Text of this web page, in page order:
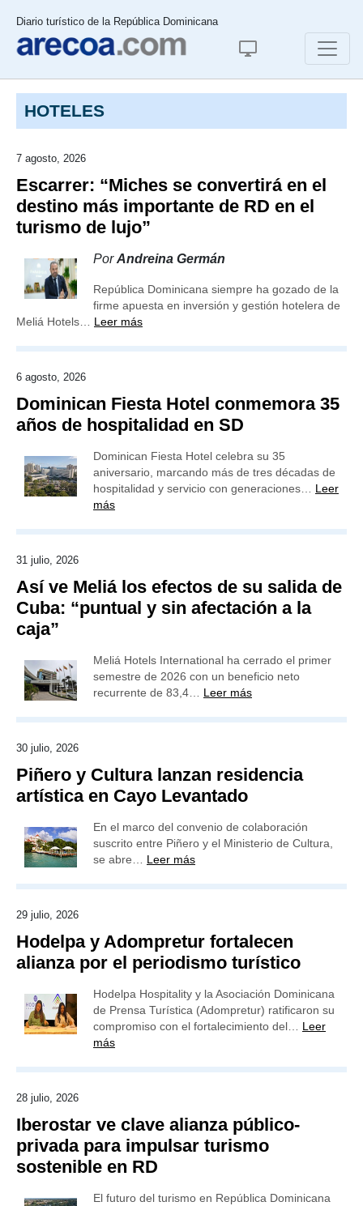
Diario turístico de la República Dominicana
HOTELES
7 agosto, 2026
Escarrer: “Miches se convertirá en el
destino más importante de RD en el
turismo de lujo”
PorAndreina Germán
República Dominicana siempre ha gozado de la
firme apuesta en inversión y gestión hotelera de
Meliá Hotels… Leer más
6 agosto, 2026
Dominican Fiesta Hotel conmemora 35
años de hospitalidad en SD
Dominican Fiesta Hotel celebra su 35
aniversario, marcando más de tres décadas de
hospitalidad y servicio con generaciones… Leer
más
31 julio, 2026
Así ve Meliá los efectos de su salida de
Cuba: “puntual y sin afectación a la
caja”
Meliá Hotels International ha cerrado el primer
semestre de 2026 con un beneficio neto
recurrente de 83,4… Leer más
30 julio, 2026
Piñero y Cultura lanzan residencia
artística en Cayo Levantado
En el marco del convenio de colaboración
suscrito entre Piñero y el Ministerio de Cultura,
se abre… Leer más
29 julio, 2026
Hodelpa y Adompretur fortalecen
alianza por el periodismo turístico
Hodelpa Hospitality y la Asociación Dominicana
de Prensa Turística (Adompretur) ratificaron su
compromiso con el fortalecimiento del… Leer
más
28 julio, 2026
Iberostar ve clave alianza público-
privada para impulsar turismo
sostenible en RD
El futuro del turismo en República Dominicana